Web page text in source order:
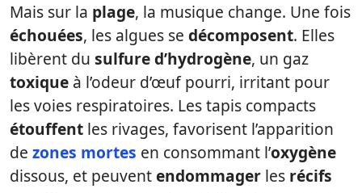
Mais sur la plage, la musique change. Une fois
échouées, les algues se décomposent. Elles
libèrent du sulfure d’hydrogène, un gaz
toxique à l’odeur d’œuf pourri, irritant pour
les voies respiratoires. Les tapis compacts
étouffent les rivages, favorisent l’apparition
de zones mortes en consommant l’oxygène
dissous, et peuventendommager les récifs